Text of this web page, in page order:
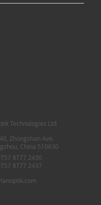
Technologies Ltd
Zhongshan Ave.
China 510630
8777 2430
8777 2437